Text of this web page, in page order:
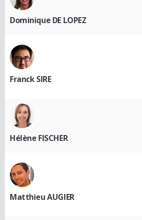
Dominique DE LOPEZ
Franck SIRE
Hélène FISCHER
Matthieu AUGIER